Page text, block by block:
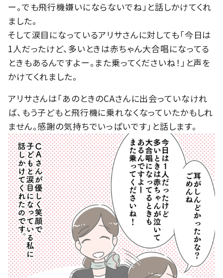
ー。でも飛行機嫌いにならないでね」と話しかけてくれ
ました。
そして涙目になっているアリサさんに対しても「今日は
1人だったけど、多いときは赤ちゃん大合唱になってる
ときもあるんですよー。また乗ってくださいね！」と声を
かけてくれました。
アリサさんは「あのときのCAさんに出会っていなけれ
ば、もう子どもと飛行機に乗れなくなっていたかもしれ
ません。感謝の気持ちでいっぱいです」と話します。